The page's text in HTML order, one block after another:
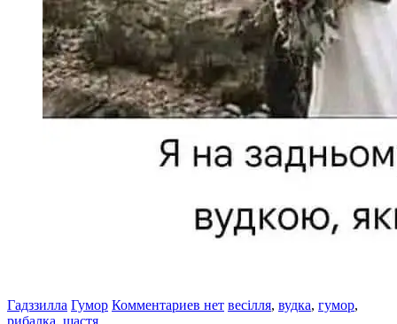
Гадззилла Гумор Комментариев нет весілля, вудка, гумор,
рибалка, щастя